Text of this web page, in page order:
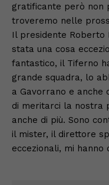
gratificante però non
troveremo nelle
Il presidente Roberto
stata una cosa
fantastico, il Tiferno
grande squadra, lo
a Gavorrano e anche
di meritarci la nostra
anche di più. Sono
il mister, il direttore
eccezionali, mi hanno